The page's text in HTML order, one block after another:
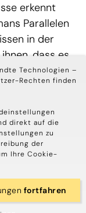
Technologien –
Rechten finden
direkt auf die
zu
der
Ihre Cookie-
fortfahren
erkennt
Parallelen
in der
dass es
um einen
auf das
sind
die
Aufgabe, sich
eigenen